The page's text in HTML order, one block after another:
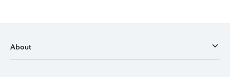
About